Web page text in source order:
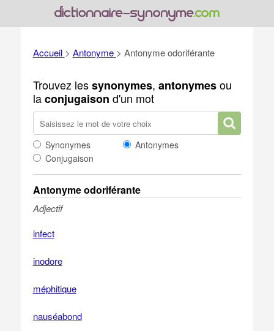
Accueil > Antonyme > Antonyme odoriférante
Trouvez lessynonymes, antonymesou
laconjugaison d'un mot
Synonymes
Antonymes
Conjugaison
Antonyme odoriférante
Adjectif
infect
inodore
méphitique
nauséabond